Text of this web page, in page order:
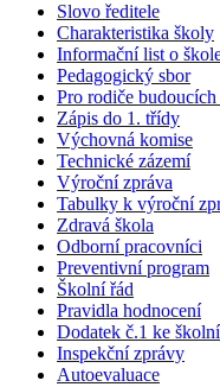
Slovo ředitele
Charakteristika školy
Informační list o
Pedagogický sbor
Pro rodiče
Zápis do 1. třídy
Výchovná komise
Technické zázemí
Výroční zpráva
Tabulky k výroční
Zdravá škola
Odborní pracovníci
Preventivní program
Školní řád
Pravidla hodnocení
Dodatek č.1 ke
Inspekční zprávy
Autoevaluace